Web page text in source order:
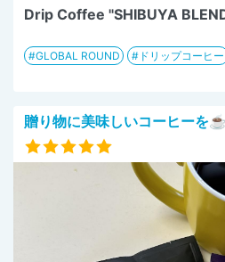
Drip Coffee "SHIBUYA
GLOBAL ROUND ドリップコーヒー
贈り物に美味しいコーヒーを